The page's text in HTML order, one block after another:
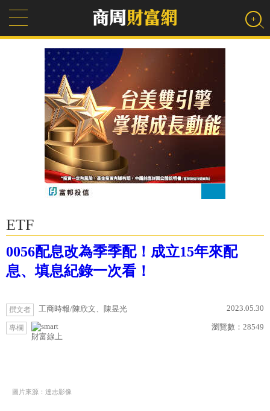
ETF
0056配息改為季季配！成立15年來配
息、填息紀錄一次看！
撰文者 工商時報/陳欣文、陳昱光 2023.05.30
專欄
財富線上
瀏覽數： 28549
圖片來源：達志影像